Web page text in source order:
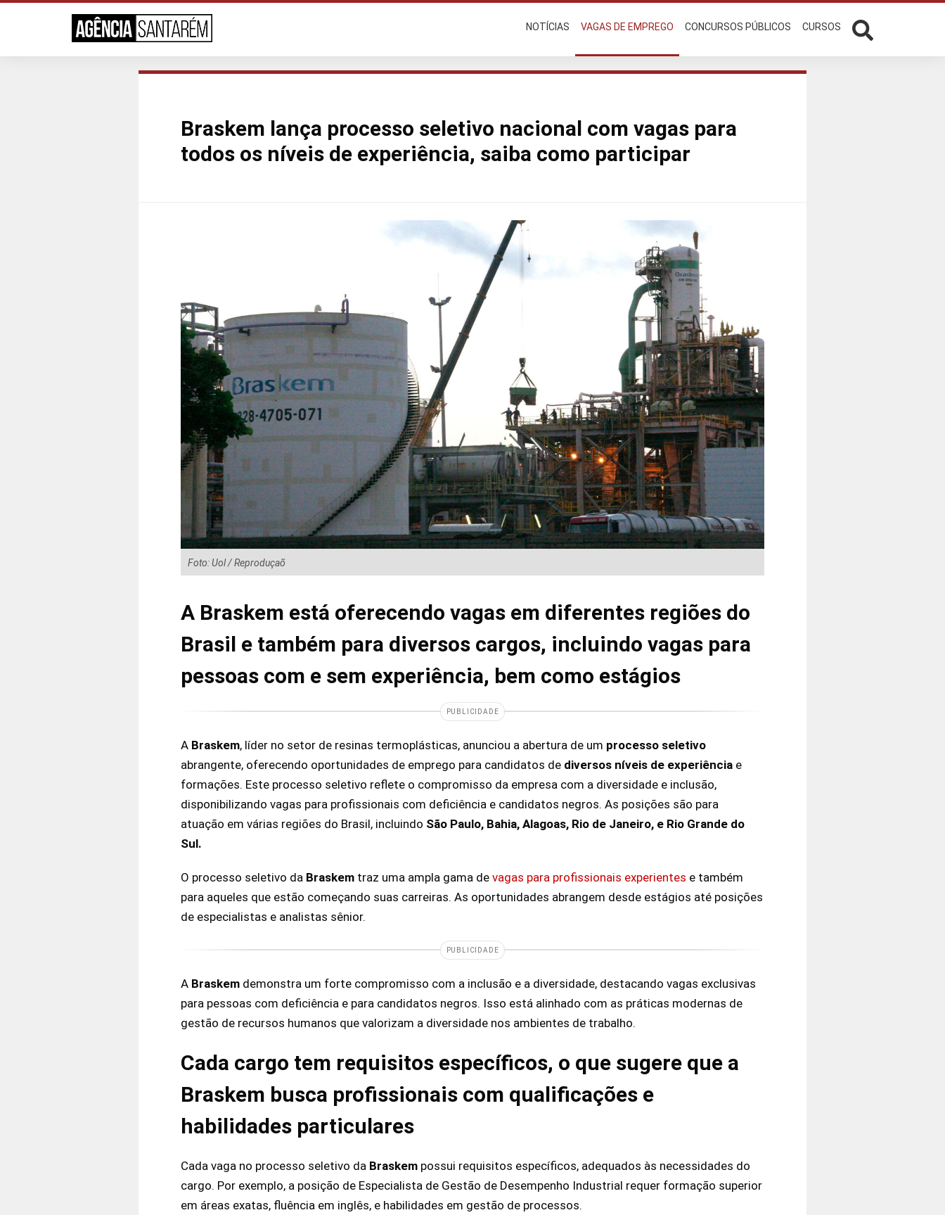
NOTÍCIAS VAGAS DE EMPREGO CONCURSOS PÚBLICOS CURSOS
Braskem lança processo seletivo nacional com vagas para
todos os níveis de experiência, saiba como participar
Foto: Uol / Reproduçaõ
A Braskem está oferecendo vagas em diferentes regiões do
Brasil e também para diversos cargos, incluindo vagas para
pessoas com e sem experiência, bem como estágios
PUBLICIDADE
A Braskem, líder no setor de resinas termoplásticas, anunciou a abertura de um processo seletivo
abrangente, oferecendo oportunidades de emprego para candidatos de diversos níveis de experiência e
formações. Este processo seletivo reflete o compromisso da empresa com a diversidade e inclusão,
disponibilizando vagas para profissionais com deficiência e candidatos negros. As posições são para
atuação em várias regiões do Brasil, incluindo São Paulo, Bahia, Alagoas, Rio de Janeiro, e Rio Grande do
Sul.
O processo seletivo da Braskem traz uma ampla gama de vagas para profissionais experientes e também
para aqueles que estão começando suas carreiras. As oportunidades abrangem desde estágios até posições
de especialistas e analistas sênior.
PUBLICIDADE
A Braskem demonstra um forte compromisso com a inclusão e a diversidade, destacando vagas exclusivas
para pessoas com deficiência e para candidatos negros. Isso está alinhado com as práticas modernas de
gestão de recursos humanos que valorizam a diversidade nos ambientes de trabalho.
Cada cargo tem requisitos específicos, o que sugere que a
Braskem busca profissionais com qualificações e
habilidades particulares
Cada vaga no processo seletivo da Braskem possui requisitos específicos, adequados às necessidades do
cargo. Por exemplo, a posição de Especialista de Gestão de Desempenho Industrial requer formação superior
em áreas exatas, fluência em inglês, e habilidades em gestão de processos.